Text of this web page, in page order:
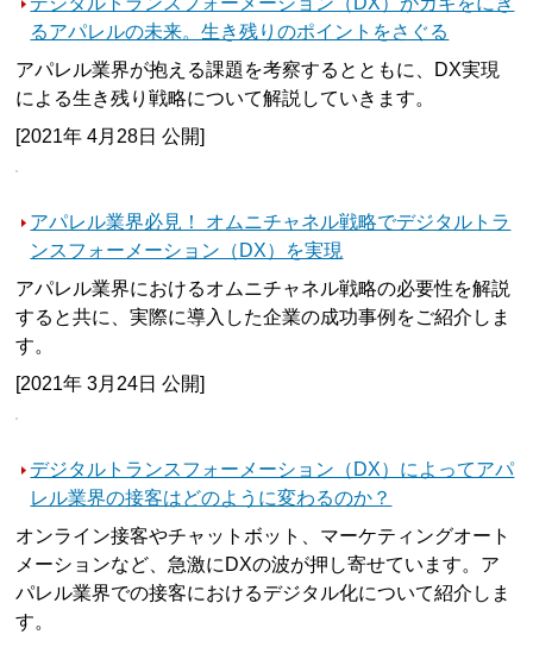
るアパレルの未来。生き残りのポイントをさぐる
アパレル業界が抱える課題を考察するとともに、DX実現
による生き残り戦略について解説していきます。
[2021年 4月28日 公開]
アパレル業界必見！ オムニチャネル戦略でデジタルトラ
ンスフォーメーション（DX）を実現
アパレル業界におけるオムニチャネル戦略の必要性を解説
すると共に、実際に導入した企業の成功事例をご紹介しま
す。
[2021年 3月24日 公開]
デジタルトランスフォーメーション（DX）によってアパ
レル業界の接客はどのように変わるのか？
オンライン接客やチャットボット、マーケティングオート
メーションなど、急激にDXの波が押し寄せています。ア
パレル業界での接客におけるデジタル化について紹介しま
す。